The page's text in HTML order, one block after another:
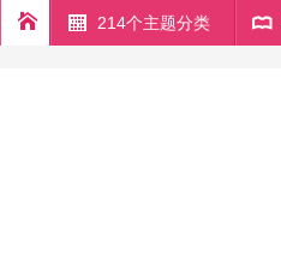
214个主题分类